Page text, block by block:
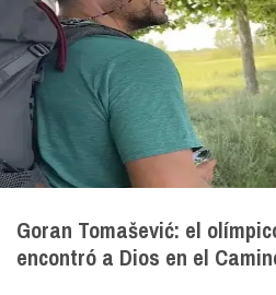
Goran Tomašević: el
encontró a Dios en el